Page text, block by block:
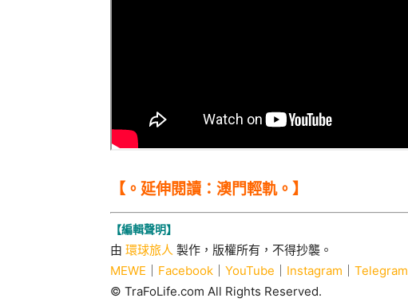
【。延伸閱讀：澳門輕軌。】
【編輯聲明】
由 環球旅人 製作，版權所有，不得抄襲。
MEWE
Facebook YouTube Instagram Telegram
© TraFoLife.com All Rights Reserved.